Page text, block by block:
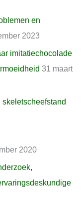
en
2023
imitatiechocolade
31 maart
2020